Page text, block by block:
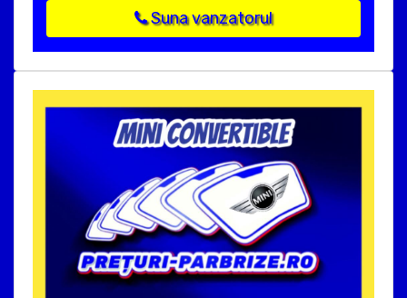
Suna vanzatorul